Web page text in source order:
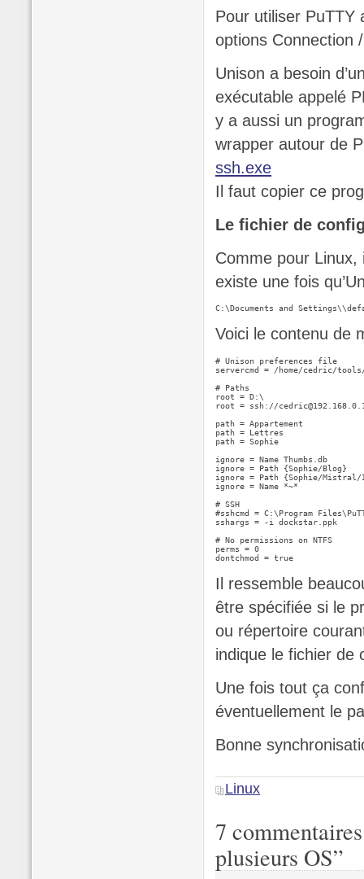
Pour utiliser PuTTY
options Connection
Unison a besoin
exécutable appelé
y a aussi un
wrapper autour de
ssh.exe
Il faut copier ce
Le fichier de
Comme pour
existe une fois
C:\Documents and
Voici le contenu de
# Unison preferences file
servercmd = /home/cedric/
# Paths
root = D:\
root = ssh://
path = Appartement
path = Lettres
path = Sophie
ignore = Name Thumbs.db
ignore = Path {Sophie/Blog}
ignore = Path {Sophie/
ignore = Name *~*
# SSH
#sshcmd = C:\Program
sshargs = -i dockstar.ppk
# No permissions on NTFS
perms = 0
dontchmod = true
Il ressemble
être spécifiée si le
ou répertoire
indique le fichier de
Une fois tout ça
éventuellement le
Bonne
Seagate
dockstar
installation
et
amélioration
Linux
7
plusieurs OS”